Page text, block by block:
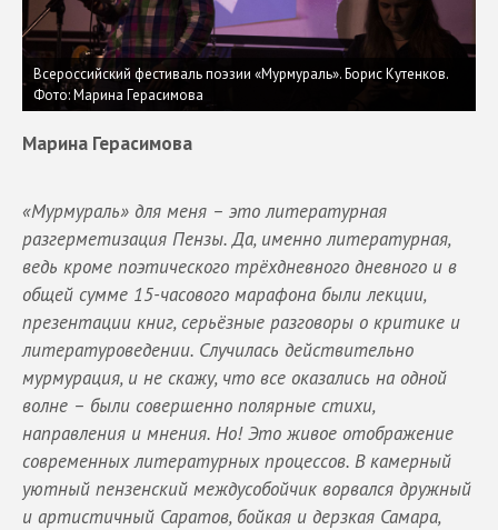
Всероссийский фестиваль поэзии «Мурмураль». Борис Кутенков.
Фото: Марина Герасимова
Марина Герасимова
«Мурмураль» для меня – это литературная
разгерметизация Пензы. Да, именно литературная,
ведь кроме поэтического трёхдневного дневного и в
общей сумме 15-часового марафона были лекции,
презентации книг, серьёзные разговоры о критике и
литературоведении. Случилась действительно
мурмурация, и не скажу, что все оказались на одной
волне – были совершенно полярные стихи,
направления и мнения. Но! Это живое отображение
современных литературных процессов. В камерный
уютный пензенский междусобойчик ворвался дружный
и артистичный Саратов, бойкая и дерзкая Самара,